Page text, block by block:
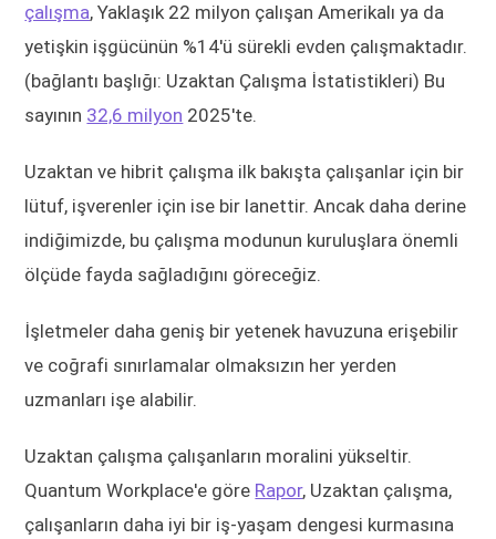
çalışma, Yaklaşık 22 milyon çalışan Amerikalı ya da
yetişkin işgücünün %14'ü sürekli evden çalışmaktadır.
(bağlantı başlığı: Uzaktan Çalışma İstatistikleri) Bu
sayının 32,6 milyon 2025'te.
Uzaktan ve hibrit çalışma ilk bakışta çalışanlar için bir
lütuf, işverenler için ise bir lanettir. Ancak daha derine
indiğimizde, bu çalışma modunun kuruluşlara önemli
ölçüde fayda sağladığını göreceğiz.
İşletmeler daha geniş bir yetenek havuzuna erişebilir
ve coğrafi sınırlamalar olmaksızın her yerden
uzmanları işe alabilir.
Uzaktan çalışma çalışanların moralini yükseltir.
Quantum Workplace'e göre Rapor, Uzaktan çalışma,
çalışanların daha iyi bir iş-yaşam dengesi kurmasına